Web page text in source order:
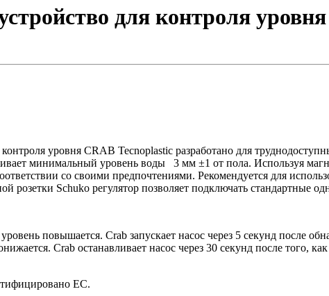
для контроля
уровня CRAB Tecnoplastic разработано для
минимальный уровень воды 3 мм ±1 от пола. Используя
со своими предпочтениями. Рекомендуется для
розетки Schuko регулятор позволяет подключать
повышается. Crab запускает насос через 5 секунд после
Crab останавливает насос через 30 секунд после того,
ЕС.